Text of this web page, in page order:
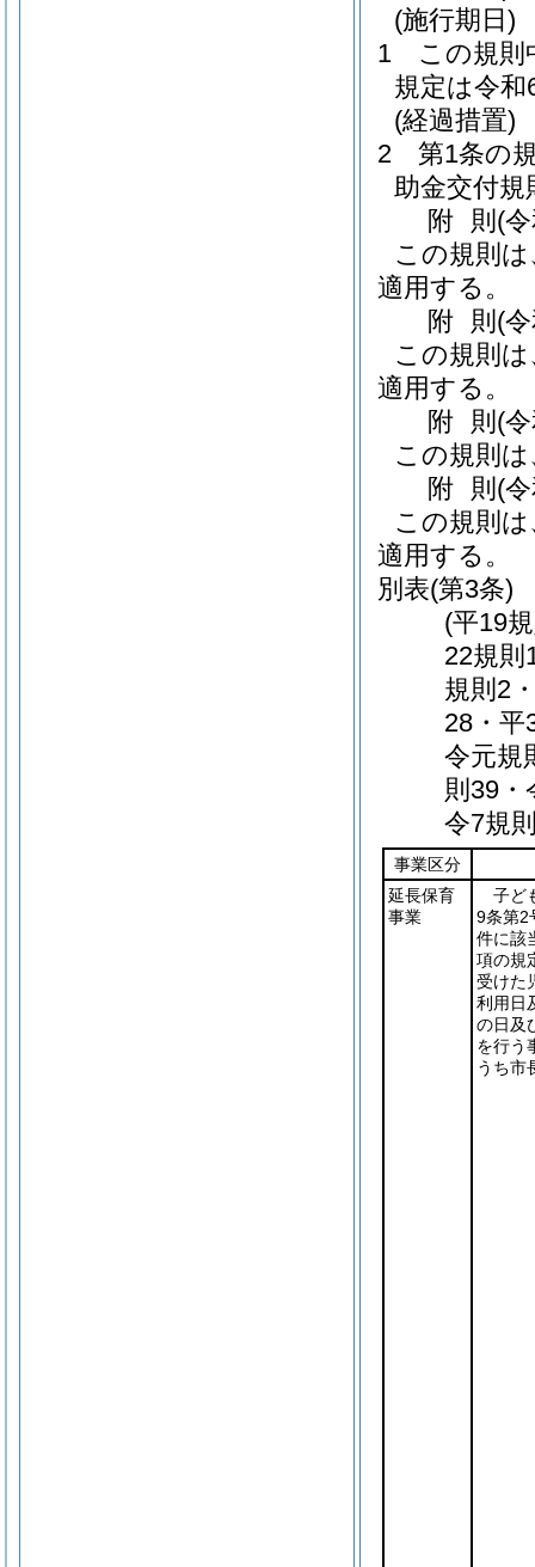
(施行期日)
1
この規則
規定は令
(経過措置)
2
第1条の
助金交付
附 則 (
この規則
適用する。
附 則 (
この規則
適用する。
附 則 (
この規則
附 則 (
この規則
適用する。
別表(第3条)
(平19
22規則
規則2
28・平
令元規
則39・
令7規
事業区分
延長保育
事業
子ど
9条第2
件に該
項の規
受けた
利用日
の日及
を行う
うち市